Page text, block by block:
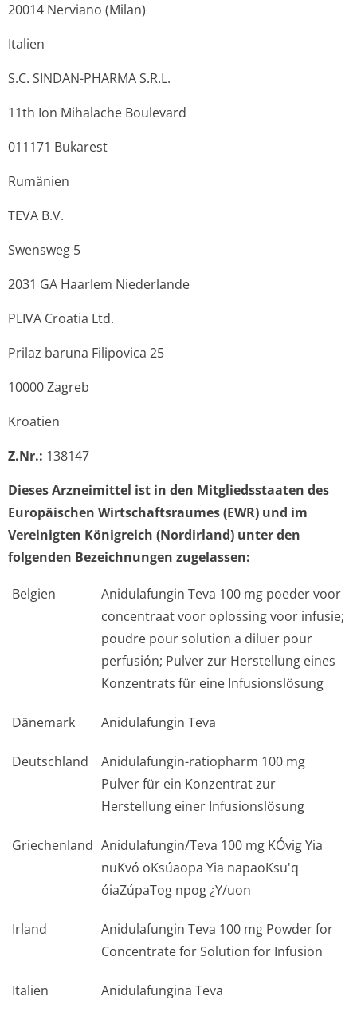
20014 Nerviano (Milan)
Italien
S.C. SINDAN-PHARMA S.R.L.
11th Ion Mihalache Boulevard
011171 Bukarest
Rumänien
TEVA B.V.
Swensweg 5
2031 GA Haarlem Niederlande
PLIVA Croatia Ltd.
Prilaz baruna Filipovica 25
10000 Zagreb
Kroatien
Z.Nr.: 138147
Dieses Arzneimittel ist in den Mitgliedsstaaten des
Europäischen Wirtschaftsraumes (EWR) und im
Vereinigten Königreich (Nordirland) unter den
folgenden Bezeichnungen zugelassen:
Belgien
Anidulafungin Teva 100 mg poeder voor
concentraat voor oplossing voor infusie;
poudre pour solution a diluer pour
perfusión; Pulver zur Herstellung eines
Konzentrats für eine Infusionslösung
Dänemark Anidulafungin Teva
Deutschland
Anidulafungin-ratiopharm 100 mg
Pulver für ein Konzentrat zur
Herstellung einer Infusionslösung
Griechenland Anidulafungin/Teva 100 mg KÓvig Yia
nuKvó oKsúaopa Yia napaoKsu'q
óiaZúpaTog npog ¿Y/uon
Irland
Anidulafungin Teva 100 mg Powder for
Concentrate for Solution for Infusion
Italien Anidulafungina Teva